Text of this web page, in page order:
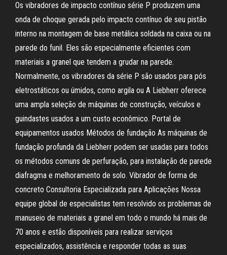
Os vibradores de impacto contínuo série P produzem uma
onda de choque gerada pelo impacto contínuo de seu pistão
interno na montagem de base metálica soldada na caixa ou na
parede do funil. Eles são especialmente eficientes com
materiais a granel que tendem a grudar na parede.
Normalmente, os vibradores da série P são usados para pós
eletrostáticos ou úmidos, como argila ou A Liebherr oferece
uma ampla seleção de máquinas de construção, veículos e
guindastes usados a um custo econômico. Portal de
equipamentos usados Métodos de fundação As máquinas de
fundação profunda da Liebherr podem ser usadas para todos
os métodos comuns de perfuração, para instalação de parede
diafragma e melhoramento de solo. Vibrador de forma de
concreto Consultoria Especializada para Aplicações Nossa
equipe global de especialistas tem resolvido os problemas de
manuseio de materiais a granel em todo o mundo há mais de
70 anos e estão disponíveis para realizar serviços
especializados, assistência e responder todas as suas